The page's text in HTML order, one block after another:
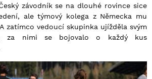
závodník se na dlouhé rovince sice
ale týmový kolega z Německa mu
zatímco vedoucí skupinka ujížděla svým
za nimi se bojovalo o každý kus